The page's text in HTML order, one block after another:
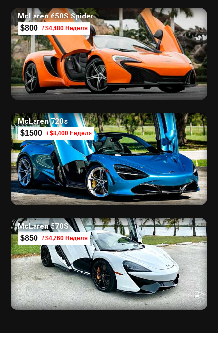
McLaren 650S Spider
$800 / $4,480 Неделя
McLaren 720s
$1500 / $8,400 Неделя
McLaren 570S
$850 / $4,760 Неделя